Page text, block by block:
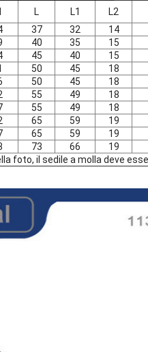
L L1 L2
37 32 14
40 35 15
45 40 15
50 45 18
50 45 18
55 49 18
55 49 18
65 59 19
65 59 19
73 66 19
foto, il sedile a molla deve